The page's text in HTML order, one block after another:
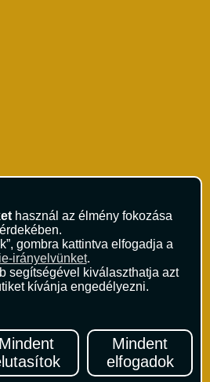
használ az élmény fokozása
érdekében.
gombra kattintva elfogadja a
irányelvünket.
segítségével kiválaszthatja azt
kívánja engedélyezni.
Mindent
Mindent
elfogadok
Feltételek
Feltételek
egyik legszínesebb utazási